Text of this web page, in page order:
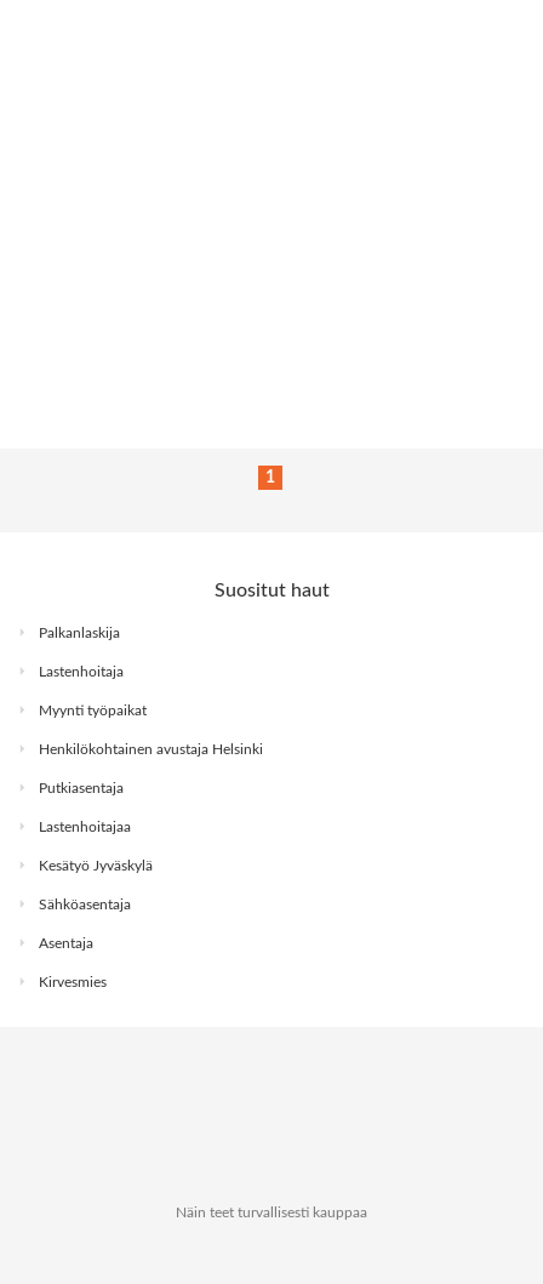
1
Suositut haut
Palkanlaskija
Lastenhoitaja
Myynti työpaikat
Henkilökohtainen avustaja Helsinki
Putkiasentaja
Lastenhoitajaa
Kesätyö Jyväskylä
Sähköasentaja
Asentaja
Kirvesmies
Näin teet turvallisesti kauppaa